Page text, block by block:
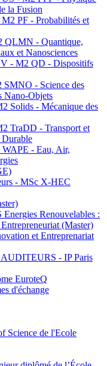
la Fusion
PF - Probabilités et
- Quantique,
et Nanosciences
- M2 QD - Dispositifs
- Science des
Nano-Objets
Solids - Mécanique des
TraDD - Transport et
Durable
- Eau, Air,
- MSc X-HEC
Renouvelables :
(Master)
et Entreprenariat
- IP Paris
EuroteQ
d'échange
Science de l'Ecole